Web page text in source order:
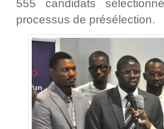
555 candidats
processus de présélection.